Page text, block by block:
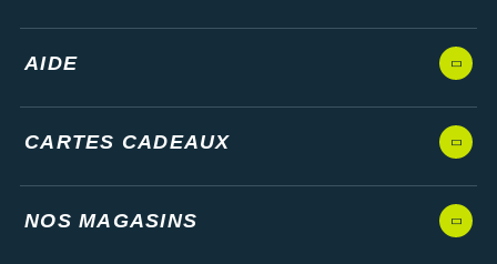
AIDE
CARTES CADEAUX
NOS MAGASINS